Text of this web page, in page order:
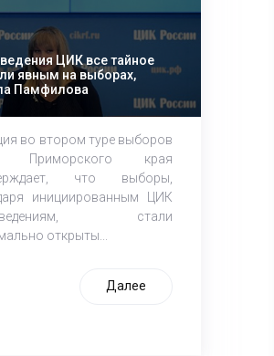
ЦИК все тайное
явным на выборах,
Памфилова
во втором туре выборов
Приморского края
что выборы,
инициированным ЦИК
стали
открыты...
Далее